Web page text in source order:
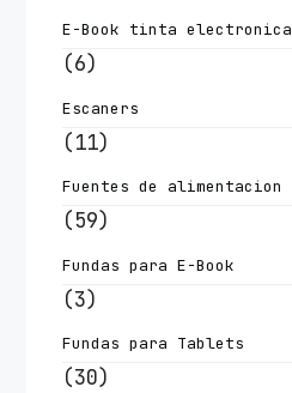
E-Book tinta electronica
(6)
Escaners
(11)
Fuentes de alimentacion
(59)
Fundas para E-Book
(3)
Fundas para Tablets
(30)